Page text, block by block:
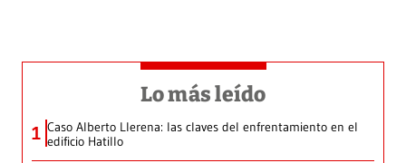
Lo más leído
1 Caso Alberto Llerena: las claves del enfrentamiento en el
edificio Hatillo